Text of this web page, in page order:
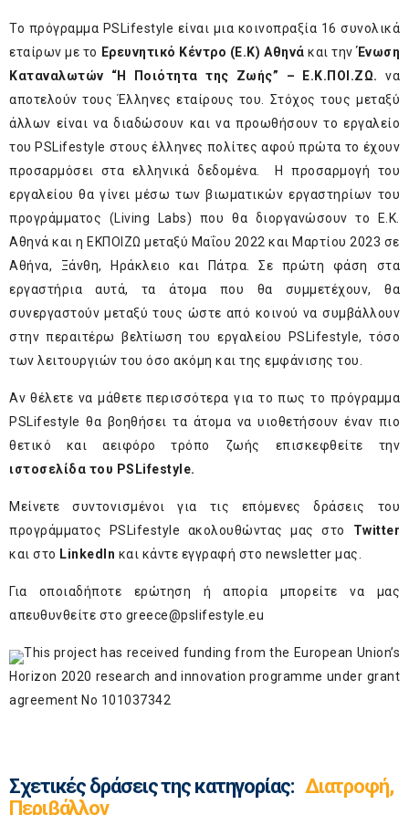
Το πρόγραμμα PS Lifestyle είναι μια κοινοπραξία 16 συνολικά
εταίρων με το Ερευνητικό Κέντρο (Ε.Κ) Αθηνά και τηνΈνωση
Καταναλωτών “Η Ποιότητα της Ζωής” – Ε.Κ.ΠΟΙ.ΖΩ.
να
αποτελούν τους Έλληνες εταίρους του. Στόχος τους μεταξύ
άλλων είναι να διαδώσουν και να προωθήσουν το εργαλείο
του PSLifestyle στους έλληνες πολίτες αφού πρώτα το έχουν
προσαρμόσει στα ελληνικά δεδομένα. Η προσαρμογή του
εργαλείου θα γίνει μέσω των βιωματικών εργαστηρίων του
προγράμματος (Living Labs) που θα διοργανώσουν το Ε.Κ.
Αθηνά και η ΕΚΠΟΙΖΩ μεταξύ Μαΐου 2022 και Μαρτίου 2023 σε
Αθήνα, Ξάνθη, Ηράκλειο και Πάτρα. Σε πρώτη φάση στα
εργαστήρια αυτά, τα άτομα που θα συμμετέχουν, θα
συνεργαστούν μεταξύ τους ώστε από κοινού να συμβάλλουν
στην περαιτέρω βελτίωση του εργαλείου
PS Lifestyle, τόσο
των λειτουργιών του όσο ακόμη και της εμφάνισης του.
Αν θέλετε να μάθετε περισσότερα για το πως το πρόγραμμα
PSLifestyle θα βοηθήσει τα άτομα να υιοθετήσουν έναν πιο
θετικό και αειφόρο τρόπο ζωής επισκεφθείτε την
ιστοσελίδα του PS Lifestyle.
Μείνετε συντονισμένοι για τις επόμενες δράσεις του
προγράμματος
PS Lifestyle ακολουθώντας μας στο Twitter
και στο LinkedIn και κάντε εγγραφή στο newsletter μας.
Για οποιαδήποτε ερώτηση ή απορία μπορείτε να μας
απευθυνθείτε στο greece@pslifestyle.eu
This project has received funding from the European Union’s
Horizon 2020 research and innovation programme under grant
agreement No 101037342
Σχετικές δράσεις της κατηγορίας: Διατροφή,
Περιβάλλον